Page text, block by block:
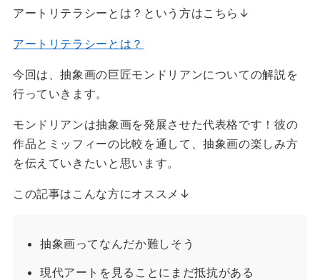
アートリテラシーとは？という方はこちら↓
アートリテラシーとは？
今回は、抽象画の巨匠モンドリアンについての解説を
行っていきます。
モンドリアンは抽象画を発展させた代表格です！彼の
作品とミッフィーの比較を通して、抽象画の楽しみ方
を伝えていきたいと思います。
この記事はこんな方にオススメ↓
抽象画ってなんだか難しそう
現代アートを見ることにまだ抵抗がある